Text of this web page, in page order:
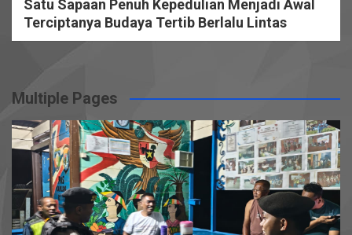
Satu Sapaan Penuh Kepedulian Menjadi Awal
Terciptanya Budaya Tertib Berlalu Lintas
Multiple Pages